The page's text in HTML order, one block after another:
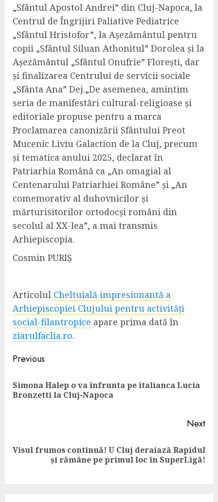
„Sfântul Apostol Andrei” din Cluj-Napoca, la
Centrul de Îngrijiri Paliative Pediatrice
„Sfântul Hristofor”, la Așezământul pentru
copii „Sfântul Siluan Athonitul” Dorolea și la
Așezământul „Sfântul Onufrie” Florești, dar
și finalizarea Centrului de servicii sociale
„Sfânta Ana” Dej.„De asemenea, amintim
seria de manifestări cultural-religioase și
editoriale propuse pentru a marca
Proclamarea canonizării Sfântului Preot
Mucenic Liviu Galaction de la Cluj, precum
și tematica anului 2025, declarat în
Patriarhia Română ca „An omagial al
Centenarului Patriarhiei Române” și „An
comemorativ al duhovnicilor și
mărturisitorilor ortodocși români din
secolul al XX-lea”, a mai transmis
Arhiepiscopia.
Cosmin PURIȘ
Articolul Cheltuială impresionantă a
Arhiepiscopiei Clujului pentru activități
social-filantropice apare prima dată în
ziarulfaclia.ro.
Continue
Reading
Previous
Simona Halep o va înfrunta pe italianca Lucia
Bronzetti la Cluj-Napoca
Next
Next
Visul frumos continuă! U Cluj deraiază Rapidul
și rămâne pe primul loc în SuperLigă!